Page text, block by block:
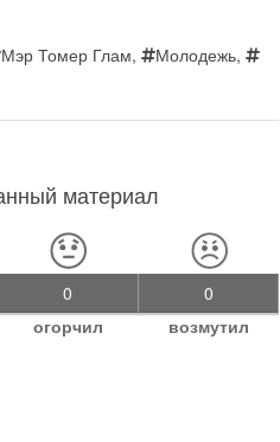
Мэр Томер Глам, Молодежь,
материал
0
огорчил
0
возмутил